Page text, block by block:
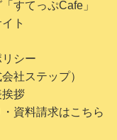
すてっぷCafe」
ト
リシー
社ステップ）
挨拶
・資料請求はこちら